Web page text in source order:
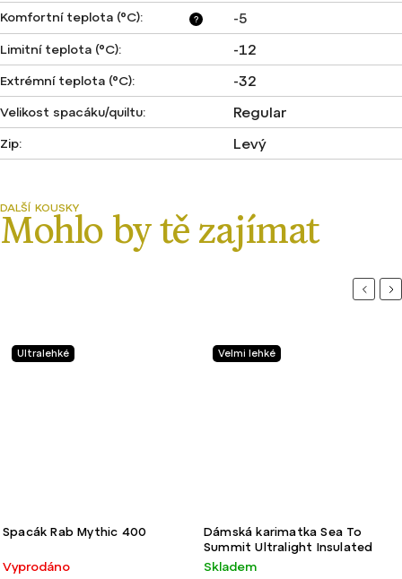
?
Komfortní teplota (°C): -5
Limitní teplota (°C): -12
Extrémní teplota (°C): -32
Velikost spacáku/quiltu: Regular
Zip: Levý
Velmi lehké
Dámská karimatka Sea To
Mat
Skladem
Ultralehké
Nafukovací karimatka Big
Agnes Zoom UL Insulated
Skladem